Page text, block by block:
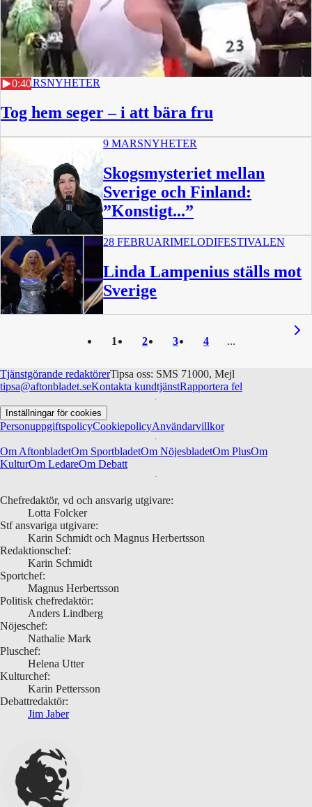
0:40
10 MARSNYHETER
Tog hem seger – i att bära fru
1:01
9 MARSNYHETER
Skogsmysteriet mellan
Sverige och Finland:
”Konstigt...”
28 FEBRUARIMELODIFESTIVALEN
Linda Lampenius ställs mot
Sverige
1 2 3 4
Tjänstgörande redaktörerTipsa oss: SMS 71000, Mejl
tipsa@aftonbladet.seKontakta kundtjänstRapportera fel
Inställningar för cookies
PersonuppgiftspolicyCookiepolicyAnvändarvillkor
Om AftonbladetOm SportbladetOm NöjesbladetOm PlusOm
KulturOm LedareOm Debatt
Chefredaktör, vd och ansvarig utgivare:
Lotta Folcker
Stf ansvariga utgivare:
Karin Schmidt och Magnus Herbertsson
Redaktionschef:
Karin Schmidt
Sportchef:
Magnus Herbertsson
Politisk chefredaktör:
Anders Lindberg
Nöjeschef:
Nathalie Mark
Pluschef:
Helena Utter
Kulturchef:
Karin Pettersson
Debattredaktör:
Jim Jaber